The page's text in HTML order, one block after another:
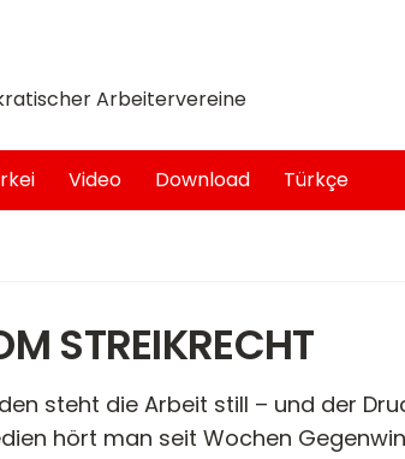
Arbeitervereine
Video Download Türkçe
STREIKRECHT
steht die Arbeit still – und der
hört man seit Wochen